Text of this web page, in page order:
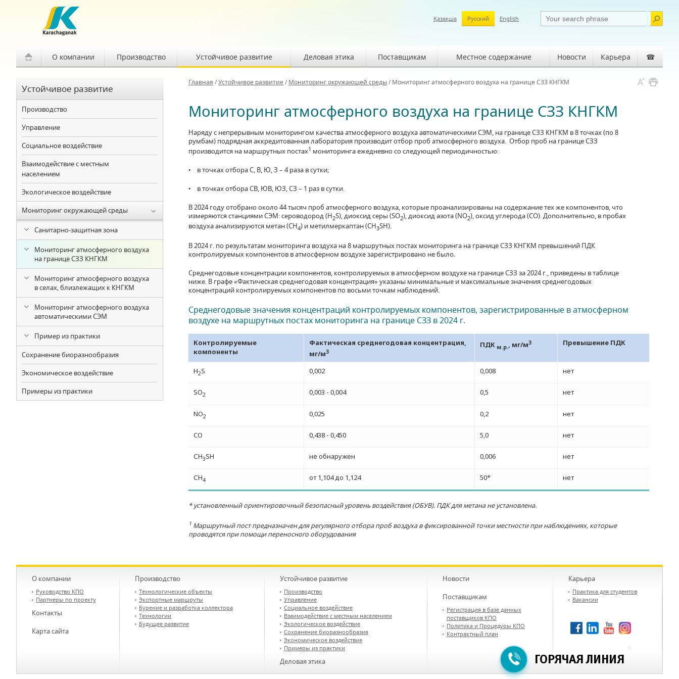
Қазақша Русский English
О компании Производство Устойчивое развитие Деловая этика Поставщикам Местное содержание Новости Карьера ☎
Устойчивое развитие
Производство
Управление
Социальное воздействие
Взаимодействие с местным
населением
Экологическое воздействие
Мониторинг окружающей среды
Санитарно-защитная зона
Мониторинг атмосферного воздуха
на границе СЗЗ КНГКМ
Мониторинг атмосферного воздуха
в селах, близлежащих к КНГКМ
Мониторинг атмосферного воздуха
автоматическими СЭМ
Пример из практики
Сохранение биоразнообразия
Экономическое воздействие
Примеры из практики
Главная /Устойчивое развитие / Мониторинг окружающей среды/ Мониторинг атмосферного воздуха на границе СЗЗ КНГКМ
Мониторинг атмосферного воздуха на границе СЗЗ КНГКМ
Наряду с непрерывным мониторингом качества атмосферного воздуха автоматическими СЭМ, на границе СЗЗ КНГКМ в 8 точках (по 8
румбам) подрядная аккредитованная лаборатория производит отбор проб атмосферного воздуха. Отбор проб на границе СЗЗ
производится на маршрутных постах1 мониторинга ежедневно со следующей периодичностью:
• в точках отбора С, В, Ю, З – 4 раза в сутки;
• в точках отбора СВ, ЮВ, ЮЗ, СЗ – 1 раз в сутки.
В 2024 году отобрано около 44 тысяч проб атмосферного воздуха, которые проанализированы на содержание тех же компонентов, что
измеряются станциями СЭМ: сероводород (H2S), диоксид серы (SO2), диоксид азота (NO2), оксид углерода (CO). Дополнительно, в пробах
воздуха анализируются метан (СН4) и метилмеркаптан (СH3SH).
В 2024 г. по результатам мониторинга воздуха на 8 маршрутных постах мониторинга на границе СЗЗ КНГКМ превышений ПДК
контролируемых компонентов в атмосферном воздухе зарегистрировано не было.
Среднегодовые концентрации компонентов, контролируемых в атмосферном воздухе на границе СЗЗ за 2024 г., приведены в таблице
ниже. В графе «Фактическая среднегодовая концентрация» указаны минимальные и максимальные значения среднегодовых
концентраций контролируемых компонентов по восьми точкам наблюдений.
Среднегодовые значения концентраций контролируемых компонентов, зарегистрированные в атмосферном
воздухе на маршрутных постах мониторинга на границе СЗЗ в 2024 г.
Контролируемые
компоненты
Фактическая среднегодовая концентрация,
мг/м3
ПДК м.р. , мг/м3 Превышение ПДК
H2S 0,002 0,008 нет
SO2 0,003 - 0,004 0,5 нет
NO2 0,025 0,2 нет
CO 0,438 - 0,450 5,0 нет
СH3SH не обнаружен 0,006 нет
СН4 от 1,104 до 1,124 50* нет
* установленный ориентировочный безопасный уровень воздействия (ОБУВ). ПДК для метана не установлена.
1 Маршрутный пост предназначен для регулярного отбора проб воздуха в фиксированной точки местности при наблюдениях, которые
проводятся при помощи переносного оборудования
О компании
Руководство КПО
Партнеры по проекту
Контакты
Карта сайта
Производство
Технологические объекты
Экспортные маршруты
Бурение и разработка коллектора
Технологии
Будущее развитие
Устойчивое развитие
Производство
Управление
Социальное воздействие
Взаимодействие с местным населением
Экологическое воздействие
Сохранение биоразнообразия
Экономическое воздействие
Примеры из практики
Деловая этика
Новости
Поставщикам
Регистрация в базе данных
поставщиков КПО
Политика и Процедуры КПО
Контрактный план
Карьера
Практика для студентов
Вакансии
ГОРЯЧАЯ ЛИНИЯ